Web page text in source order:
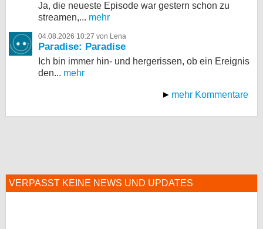
Ja, die neueste Episode war gestern schon zu
streamen,... mehr
04.08.2026 10:27 von Lena
Paradise: Paradise
Ich bin immer hin- und hergerissen, ob ein Ereignis
den... mehr
mehr Kommentare
VERPASST KEINE NEWS UND UPDATES